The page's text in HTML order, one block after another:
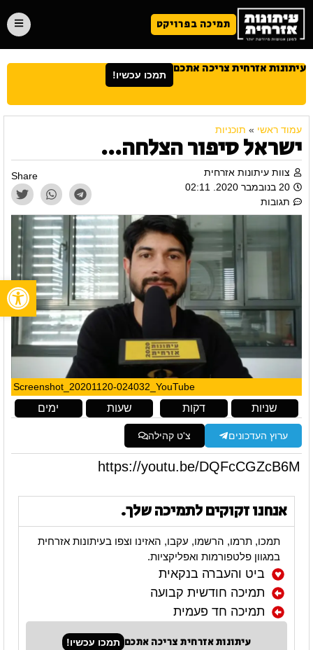
תמיכה בפרויקט
עיתונות אזרחית צריכה אתכם תמכו עכשיו!
עמוד ראשי » תוכניות
ישראל סיפור הצלחה…
צוות עיתונות אזרחית
20 בנובמבר 2020. 02:11
תגובות
Share
Screenshot_20201120-024032_YouTube
ימים שעות דקות שניות
ערוץ העדכונים צ'ט קהילה
https://youtu.be/DQFcCGZcB6M
אנחנו זקוקים לתמיכה שלך.
תמכו, תרמו, הרשמו, עקבו, האזינו וצפו בעיתונות אזרחית
במגוון פלטפורמות ואפליקציות.
ביט והעברה בנקאית
תמיכה חודשית קבועה
תמיכה חד פעמית
עיתונות אזרחית צריכה אתכם תמכו עכשיו!